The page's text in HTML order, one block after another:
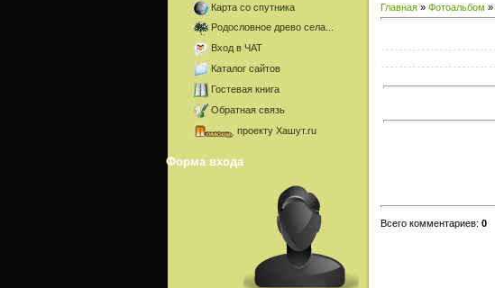
Карта со спутника
Родословное древо села...
Вход в ЧАТ
Каталог сайтов
Гостевая книга
Обратная связь
проекту Хашут.ru
Форма входа
Главная» Фотоальбом »
Всего комментариев: 0